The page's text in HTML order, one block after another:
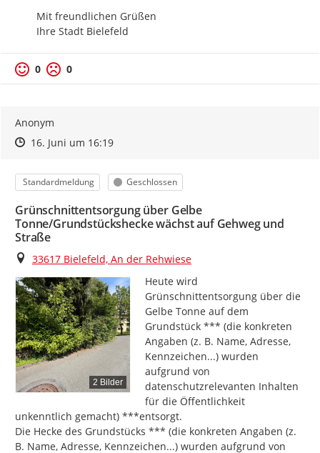
Mit freundlichen Grüßen
Ihre Stadt Bielefeld
0 0
Anonym
Zeitpunkt des Erstellens
Zeitpunkt des Erstellens
16. Juni um 16:19Zur Äußerung
Kategorie
Standardmeldung Status
Geschlossen
Grünschnittentsorgung über Gelbe
Tonne/Grundstückshecke wächst auf Gehweg und
Straße
Ort
33617 Bielefeld, An der Rehwiese
2 Bilder
Heute wird
Grünschnittentsorgung über die
Gelbe Tonne auf dem
Grundstück *** (die konkreten
Angaben (z. B. Name, Adresse,
Kennzeichen...) wurden
aufgrund von
datenschutzrelevanten Inhalten
für die Öffentlichkeit
unkenntlich gemacht) ***entsorgt.
Die Hecke des Grundstücks *** (die konkreten Angaben (z.
B. Name, Adresse, Kennzeichen...) wurden aufgrund von